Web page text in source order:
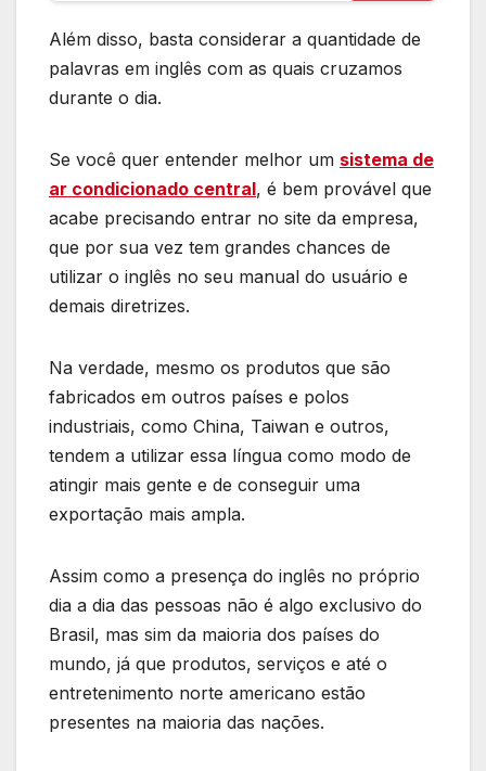
Além disso, basta considerar a quantidade de
palavras em inglês com as quais cruzamos
durante o dia.
Se você quer entender melhor um sistema de
ar condicionado central, é bem provável que
acabe precisando entrar no site da empresa,
que por sua vez tem grandes chances de
utilizar o inglês no seu manual do usuário e
demais diretrizes.
Na verdade, mesmo os produtos que são
fabricados em outros países e polos
industriais, como China, Taiwan e outros,
tendem a utilizar essa língua como modo de
atingir mais gente e de conseguir uma
exportação mais ampla.
Assim como a presença do inglês no próprio
dia a dia das pessoas não é algo exclusivo do
Brasil, mas sim da maioria dos países do
mundo, já que produtos, serviços e até o
entretenimento norte americano estão
presentes na maioria das nações.